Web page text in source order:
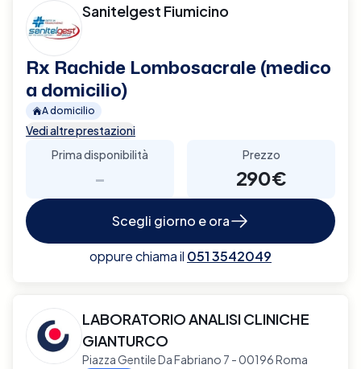
Sanitelgest Fiumicino
Rx Rachide Lombosacrale (medico
a domicilio)
A domicilio
Vedi altre prestazioni
Prima disponibilità
-
Prezzo
290€
Scegli giorno e ora
oppure chiama il 051 3542049
LABORATORIO ANALISI CLINICHE
GIANTURCO
Piazza Gentile Da Fabriano 7 - 00196 Roma